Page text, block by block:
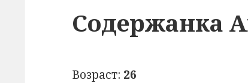
Содержанка
Возраст: 26